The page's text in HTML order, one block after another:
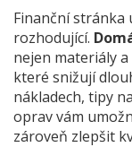
Finanční stránka
rozhodující.
nejen materiály
které snižují
nákladech, tipy
oprav vám
zároveň zlepšit